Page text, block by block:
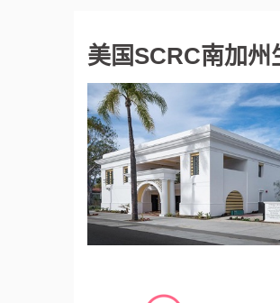
美国SCRC南加州